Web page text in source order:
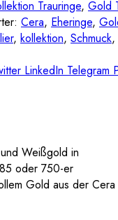
Trauringe, Gold
Cera, Eheringe,
, kollektion, Schmuck,
LinkedIn Telegram
Weißgold in
oder 750-er
Gold aus der Cera